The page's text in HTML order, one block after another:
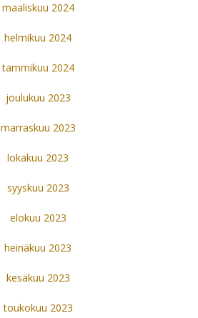
maaliskuu 2024
helmikuu 2024
tammikuu 2024
joulukuu 2023
marraskuu 2023
lokakuu 2023
syyskuu 2023
elokuu 2023
heinäkuu 2023
kesäkuu 2023
toukokuu 2023